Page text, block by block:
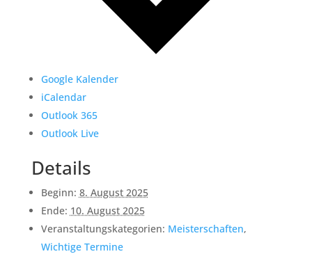
Google Kalender
iCalendar
Outlook 365
Outlook Live
Details
Beginn: 8. August 2025
Ende: 10. August 2025
Veranstaltungskategorien: Meisterschaften,
Wichtige Termine